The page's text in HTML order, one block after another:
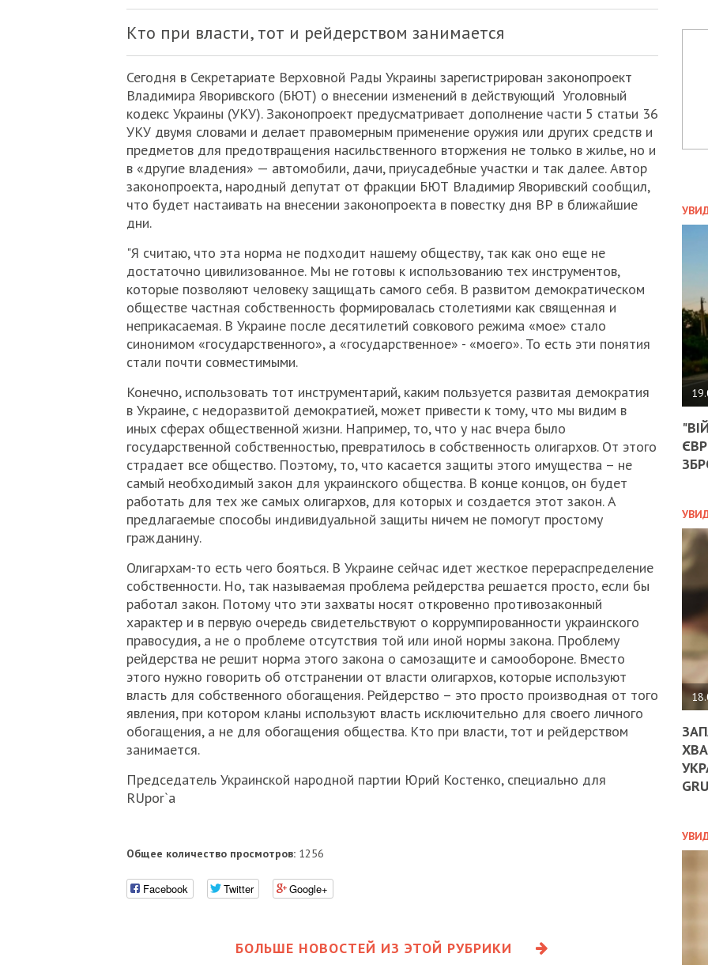
Кто при власти, тот и рейдерством занимается
Сегодня в Секретариате Верховной Рады Украины зарегистрирован законопроект
Владимира Яворивского (БЮТ) о внесении изменений в действующий Уголовный
кодекс Украины (УКУ). Законопроект предусматривает дополнение части 5 статьи 36
УКУ двумя словами и делает правомерным применение оружия или других средств и
предметов для предотвращения насильственного вторжения не только в жилье, но и
в «другие владения» — автомобили, дачи, приусадебные участки и так далее. Автор
законопроекта, народный депутат от фракции БЮТ Владимир Яворивский сообщил,
что будет настаивать на внесении законопроекта в повестку дня ВР в ближайшие
дни.
"Я считаю, что эта норма не подходит нашему обществу, так как оно еще не
достаточно цивилизованное. Мы не готовы к использованию тех инструментов,
которые позволяют человеку защищать самого себя. В развитом демократическом
обществе частная собственность формировалась столетиями как священная и
неприкасаемая. В Украине после десятилетий совкового режима «мое» стало
синонимом «государственного», а «государственное» - «моего». То есть эти понятия
стали почти совместимыми.
Конечно, использовать тот инструментарий, каким пользуется развитая демократия
в Украине, с недоразвитой демократией, может привести к тому, что мы видим в
иных сферах общественной жизни. Например, то, что у нас вчера было
государственной собственностью, превратилось в собственность олигархов. От этого
страдает все общество. Поэтому, то, что касается защиты этого имущества – не
самый необходимый закон для украинского общества. В конце концов, он будет
работать для тех же самых олигархов, для которых и создается этот закон. А
предлагаемые способы индивидуальной защиты ничем не помогут простому
гражданину.
Олигархам-то есть чего бояться. В Украине сейчас идет жесткое перераспределение
собственности. Но, так называемая проблема рейдерства решается просто, если бы
работал закон. Потому что эти захваты носят откровенно противозаконный
характер и в первую очередь свидетельствуют о коррумпированности украинского
правосудия, а не о проблеме отсутствия той или иной нормы закона. Проблему
рейдерства не решит норма этого закона о самозащите и самообороне. Вместо
этого нужно говорить об отстранении от власти олигархов, которые используют
власть для собственного обогащения. Рейдерство – это просто производная от того
явления, при котором кланы используют власть исключительно для своего личного
обогащения, а не для обогащения общества. Кто при власти, тот и рейдерством
занимается.
Председатель Украинской народной партии Юрий Костенко, специально для
RUpor`а
Общее количество просмотров:1256
Facebook Twitter Google+
БОЛЬШЕ НОВОСТЕЙ ИЗ ЭТОЙ РУБРИКИ
НА
ДО
ЄС
-